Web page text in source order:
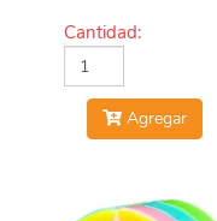
Cantidad:
Agregar